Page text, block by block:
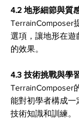
4.2 地形細節與質
TerrainComposer
選項，讓地形在遊
的效果。
4.3 技術挑戰與學
TerrainComposer
能對初學者構成一
技術知識和訓練。